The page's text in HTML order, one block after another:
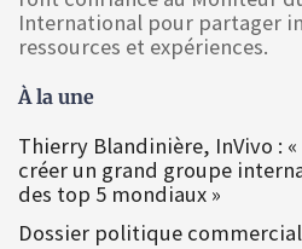
International pour partager
ressources et expériences.
À la une
Thierry Blandinière, InVivo :
créer un grand groupe
des top 5 mondiaux »
Dossier politique